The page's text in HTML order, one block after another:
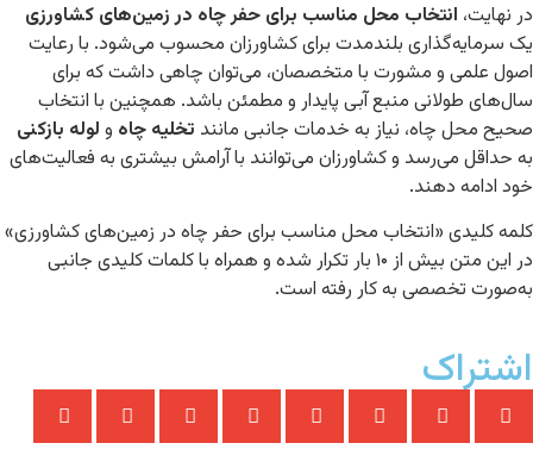
در نهایت، انتخاب محل مناسب برای حفر چاه در زمین‌های کشاورزی
یک سرمایه‌گذاری بلندمدت برای کشاورزان محسوب می‌شود. با رعایت
اصول علمی و مشورت با متخصصان، می‌توان چاهی داشت که برای
سال‌های طولانی منبع آبی پایدار و مطمئن باشد. همچنین با انتخاب
صحیح محل چاه، نیاز به خدمات جانبی مانند تخلیه چاه و لوله بازکنی
به حداقل می‌رسد و کشاورزان می‌توانند با آرامش بیشتری به فعالیت‌های
خود ادامه دهند.
کلمه کلیدی «انتخاب محل مناسب برای حفر چاه در زمین‌های کشاورزی»
در این متن بیش از ۱۰ بار تکرار شده و همراه با کلمات کلیدی جانبی
به‌صورت تخصصی به کار رفته است.
اشتراک